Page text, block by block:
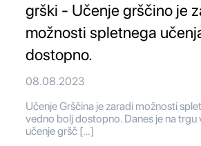
grški - Učenje grščino je
možnosti spletnega
dostopno.
08.08.2023
Učenje Grščina je zaradi možnosti
vedno bolj dostopno. Danes je na trgu
učenje gršč […]